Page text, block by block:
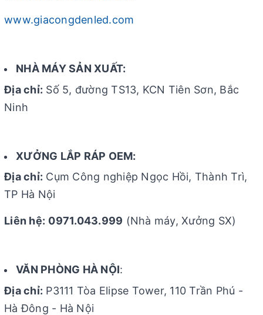
www.giacongdenled.com
NHÀ MÁY SẢN XUẤT:
Địa chỉ: Số 5, đường TS13, KCN Tiên Sơn, Bắc
Ninh
XƯỞNG LẮP RÁP OEM:
Địa chỉ: Cụm Công nghiệp Ngọc Hồi, Thành Trì,
TP Hà Nội
Liên hệ: 0971.043.999 (Nhà máy, Xưởng SX)
VĂN PHÒNG HÀ NỘI:
Địa chỉ: P3111 Tòa Elipse Tower, 110 Trần Phú -
Hà Đông - Hà Nội